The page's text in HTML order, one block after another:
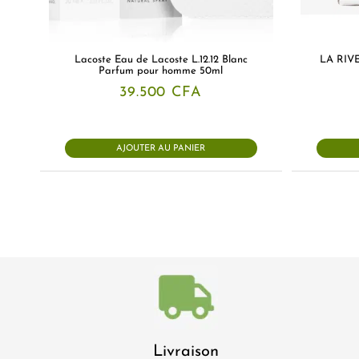
Lacoste Eau de Lacoste L.12.12 Blanc
Parfum pour homme 50ml
39.500 CFA
AJOUTER AU PANIER
LA
Livraison